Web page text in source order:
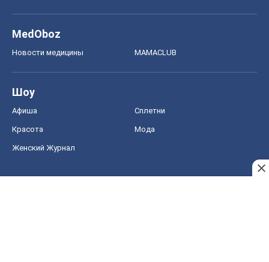
MedOboz
Новости медицины MAMACLUB
Шоу
Афиша Сплетни
Красота Мода
Женский Журнал